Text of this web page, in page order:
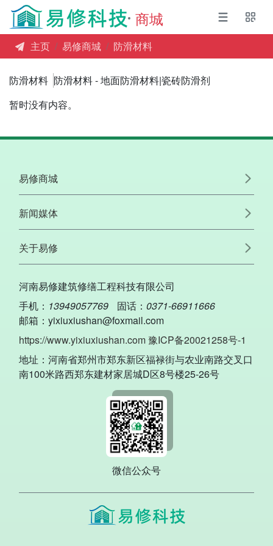
商城
主页 易修商城 防滑材料
防滑材料 防滑材料 - 地面防滑材料|瓷砖防滑剂
暂时没有内容。
易修商城
新闻媒体
关于易修
河南易修建筑修缮工程科技有限公司
手机： 13949057769 固话： 0371-66911666
邮箱：yixiuxiushan@foxmail.com
https://www.yixiuxiushan.com豫ICP备20021258号-1
地址：河南省郑州市郑东新区福禄街与农业南路交叉口
南100米路西郑东建材家居城D区8号楼25-26号
微信公众号